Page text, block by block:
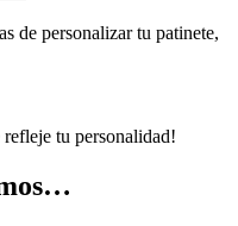
de personalizar tu patinete,
tu personalidad!